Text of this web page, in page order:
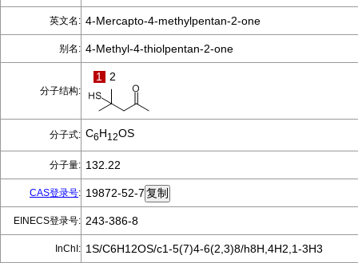
英文名: 4-Mercapto-4-methylpentan-2-one
别名: 4-Methyl-4-thiolpentan-2-one
分子结构:
1 2
分子式: C6H12OS
分子量: 132.22
CAS登录号: 19872-52-7
EINECS登录号: 243-386-8
InChI: 1S/C6H12OS/c1-5(7)4-6(2,3)8/h8H,4H2,1-3H3